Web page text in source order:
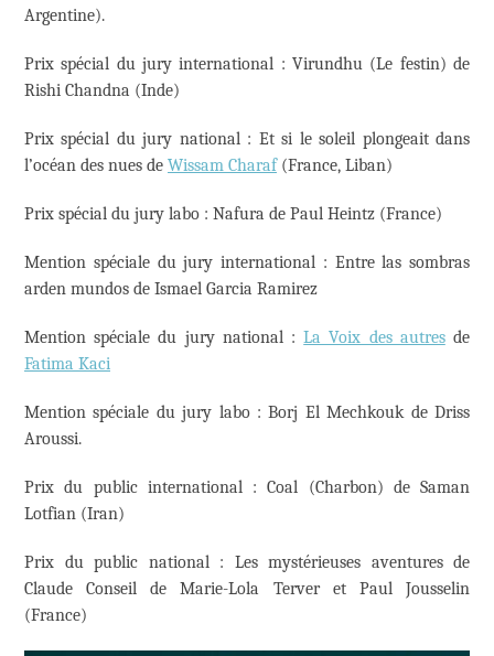
Argentine).
Prix spécial du jury international : Virundhu (Le festin) de
Rishi Chandna (Inde)
Prix spécial du jury national : Et si le soleil plongeait dans
l’océan des nues de Wissam Charaf(France, Liban)
Prix spécial du jury labo : Nafura de Paul Heintz (France)
Mention spéciale du jury international : Entre las sombras
arden mundos de Ismael Garcia Ramirez
Mention spéciale du jury national :La Voix des autresde
Fatima Kaci
Mention spéciale du jury labo : Borj El Mechkouk de Driss
Aroussi.
Prix du public international : Coal (Charbon) de Saman
Lotfian (Iran)
Prix du public national : Les mystérieuses aventures de
Claude Conseil de Marie-Lola Terver et Paul Jousselin
(France)